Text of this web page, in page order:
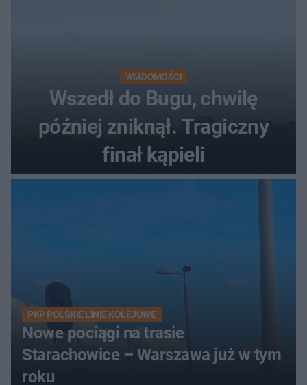
WIADOMOŚCI
Wszedł do Bugu, chwilę
później zniknął. Tragiczny
finał kąpieli
PKP POLSKIE LINIE KOLEJOWE
Nowe pociągi na trasie
Starachowice – Warszawa już w tym
roku